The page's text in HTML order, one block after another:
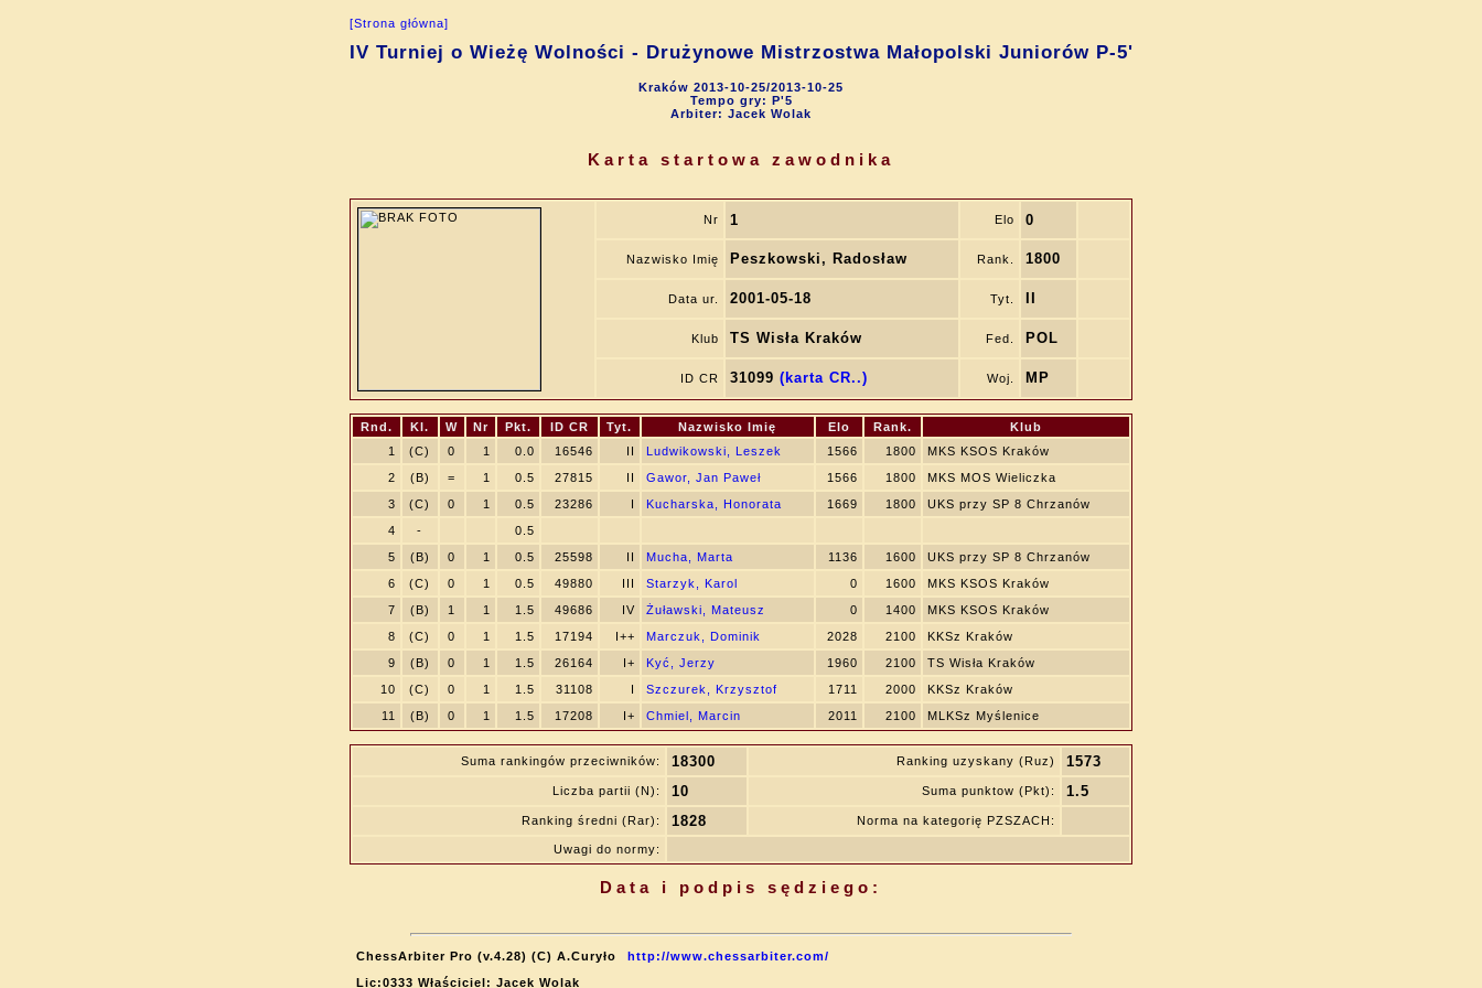
[Strona główna]
IV Turniej o Wieżę Wolności - Drużynowe Mistrzostwa Małopolski Juniorów P-5'
Kraków 2013-10-25/2013-10-25
Tempo gry: P'5
Arbiter: Jacek Wolak
Karta startowa zawodnika
Nr 1 Elo 0
Nazwisko Imię Peszkowski, Radosław Rank. 1800
Data ur. 2001-05-18 Tyt.
Klub TS Wisła Kraków Fed. POL
ID CR 31099 (karta CR..) Woj. MP
Rnd. Kl. W Nr Pkt. ID CR Tyt. Nazwisko Imię Elo Rank.
Klub
1
(C) 0 1 0.0 16546 II Ludwikowski, Leszek 1566 1800
MKS KSOS Kraków
2
(B) = 1 0.5 27815 II Gawor, Jan Paweł 1566 1800
MKS MOS Wieliczka
3
(C) 0 1 0.5 23286 I Kucharska, Honorata 1669 1800
UKS przy SP 8 Chrzanów
4
-
0.5
5
(B) 0 1 0.5 25598 II Mucha, Marta 1136 1600
UKS przy SP 8 Chrzanów
6
(C) 0 1 0.5 49880 III Starzyk, Karol 0 1600
MKS KSOS Kraków
7
(B) 1 1 1.5 49686 IV Żuławski, Mateusz 0 1400
MKS KSOS Kraków
8
(C) 0 1 1.5 17194 I++ Marczuk, Dominik 2028 2100
KKSz Kraków
9
(B) 0 1 1.5 26164 I+ Kyć, Jerzy 1960 2100
TS Wisła Kraków
10
(C) 0 1 1.5 31108 I Szczurek, Krzysztof 1711 2000
KKSz Kraków
11
(B) 0 1 1.5 17208 I+ Chmiel, Marcin 2011 2100 MLKSz Myślenice
Suma rankingów przeciwników: 18300 Ranking uzyskany (Ruz) 1573
Liczba partii (N): 10 Suma punktow (Pkt): 1.5
Ranking średni (Rar): 1828 Norma na kategorię PZSZACH:
Uwagi do normy:
Data i podpis sędziego:
ChessArbiter Pro (v.4.28) (C) A.Curyło
http://www.chessarbiter.com/
Lic:0333 Właściciel: Jacek Wolak